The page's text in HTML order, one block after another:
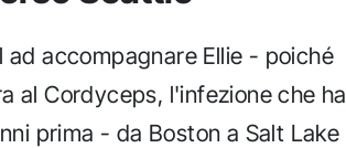
accompagnare Ellie - poiché
al Cordyceps, l'infezione che ha
prima - da Boston a Salt Lake